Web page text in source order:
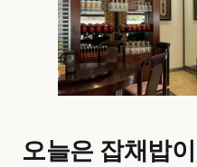
오늘은 잡채밥